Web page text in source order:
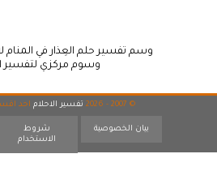
وسم تفسير حلم العِذار في المنام
وسوم مركزي لتفسير
© 2007 - 2026 تفسير الاحلام احد
بيان الخصوصية
شروط
الاستخدام